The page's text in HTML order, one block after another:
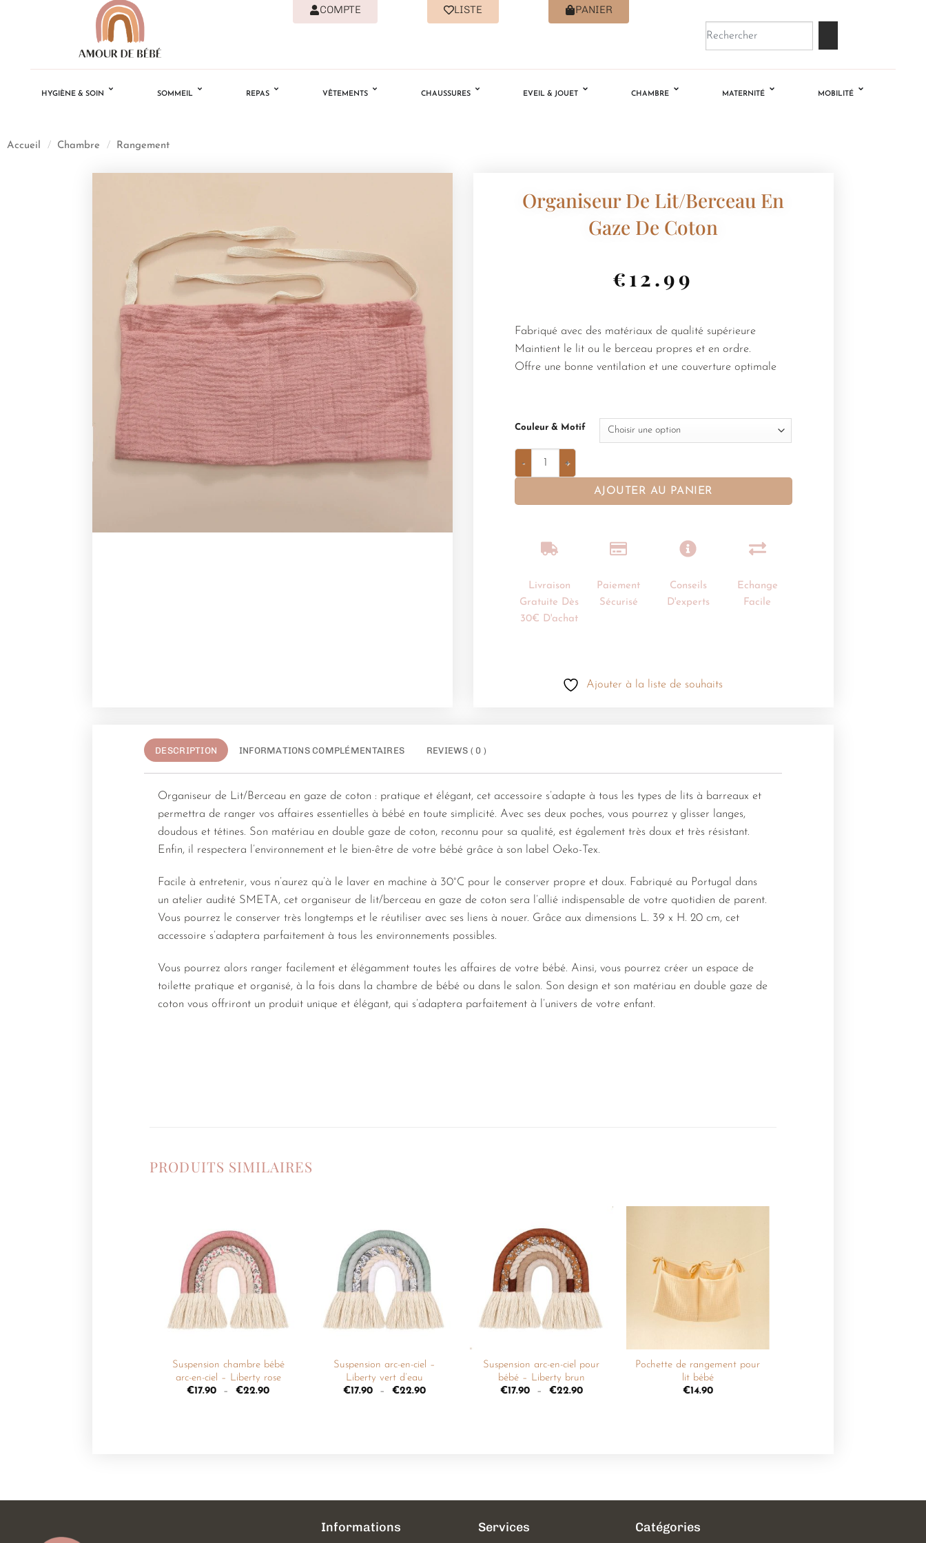
COMPTE LISTE PANIER
HYGIÈNE & SOIN SOMMEIL REPAS VÊTEMENTS CHAUSSURES EVEIL & JOUET CHAMBRE MATERNITÉ MOBILITÉ
Accueil / Chambre / Rangement
Organiseur De Lit/Berceau En
Gaze De Coton
€12.99
Fabriqué avec des matériaux de qualité supérieure
Maintient le lit ou le berceau propres et en ordre.
Offre une bonne ventilation et une couverture optimale
Couleur & Motif
AJOUTER AU PANIER
Livraison
Gratuite Dès
30€ D'achat
Paiement
Sécurisé
Conseils
D'experts
Echange
Facile
Ajouter à la liste de souhaits
DESCRIPTION INFORMATIONS COMPLÉMENTAIRES REVIEWS ( 0 )
Organiseur de Lit/Berceau en gaze de coton : pratique et élégant, cet accessoire s’adapte à tous les types de lits à barreaux et
permettra de ranger vos affaires essentielles à bébé en toute simplicité. Avec ses deux poches, vous pourrez y glisser langes,
doudous et tétines. Son matériau en double gaze de coton, reconnu pour sa qualité, est également très doux et très résistant.
Enfin, il respectera l’environnement et le bien-être de votre bébé grâce à son label Oeko-Tex.
Facile à entretenir, vous n’aurez qu’à le laver en machine à 30°C pour le conserver propre et doux. Fabriqué au Portugal dans
un atelier audité SMETA, cet organiseur de lit/berceau en gaze de coton sera l’allié indispensable de votre quotidien de parent.
Vous pourrez le conserver très longtemps et le réutiliser avec ses liens à nouer. Grâce aux dimensions L. 39 x H. 20 cm, cet
accessoire s’adaptera parfaitement à tous les environnements possibles.
Vous pourrez alors ranger facilement et élégamment toutes les affaires de votre bébé. Ainsi, vous pourrez créer un espace de
toilette pratique et organisé, à la fois dans la chambre de bébé ou dans le salon. Son design et son matériau en double gaze de
coton vous offriront un produit unique et élégant, qui s’adaptera parfaitement à l’univers de votre enfant.
PRODUITS SIMILAIRES
Ajouter
à la
liste de
souhaits
Suspension chambre bébé
arc-en-ciel – Liberty rose
€17.90 – €22.90
Ajouter
à la
liste de
souhaits
Suspension arc-en-ciel –
Liberty vert d’eau
€17.90 – €22.90
Ajouter
à la
liste de
souhaits
Suspension arc-en-ciel pour
bébé – Liberty brun
€17.90 – €22.90
liste de
Pochette de rangement pour
lit bébé
€14.90
Informations Services Catégories